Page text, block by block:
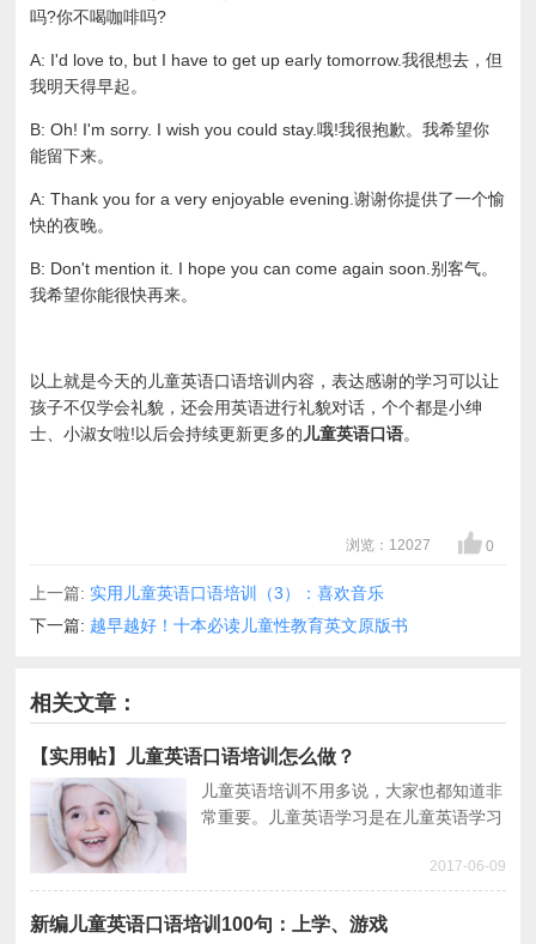
吗?你不喝咖啡吗?
A: I'd love to, but I have to get up early tomorrow.我很想去，但
我明天得早起。
B: Oh! I'm sorry. I wish you could stay.哦!我很抱歉。我希望你
能留下来。
A: Thank you for a very enjoyable evening.谢谢你提供了一个愉
快的夜晚。
B: Don't mention it. I hope you can come again soon.别客气。
我希望你能很快再来。
以上就是今天的儿童英语口语培训内容，表达感谢的学习可以让
孩子不仅学会礼貌，还会用英语进行礼貌对话，个个都是小绅
士、小淑女啦!以后会持续更新更多的 儿童英语口语。
浏览：12027 0
上一篇: 实用儿童英语口语培训（3）：喜欢音乐
下一篇: 越早越好！十本必读儿童性教育英文原版书
相关文章：
【实用帖】儿童英语口语培训怎么做？
儿童英语培训不用多说，大家也都知道非
常重要。儿童英语学习是在儿童英语学习
篇主要介绍了儿童英语培训重要性以及儿
童英语培训方法。
2017-06-09
新编儿童英语口语培训100句：上学、游戏